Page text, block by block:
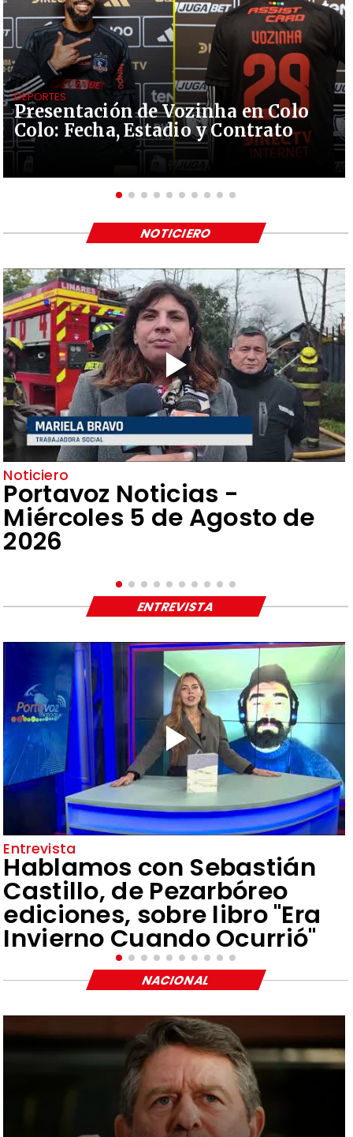
Presentación de Vozinha en Colo
Colo: Fecha, Estadio y Contrato
DEPORTES
Noticiero
Portavoz Noticias -
Miércoles 5 de Agosto de
2026
NOTICIERO
Entrevista
Hablamos con Sebastián
Castillo, de Pezarbóreo
ediciones, sobre libro "Era
Invierno Cuando Ocurrió"
ENTREVISTA
NACIONAL